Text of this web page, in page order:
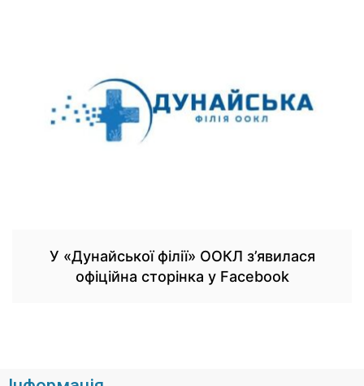
У «Дунайської філії» ООКЛ з’явилася
офіційна сторінка у Facebook